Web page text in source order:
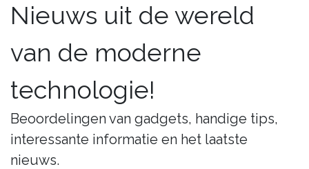
Nieuws uit de wereld
van de moderne
technologie!
Beoordelingen van gadgets, handige tips,
interessante informatie en het laatste
nieuws.